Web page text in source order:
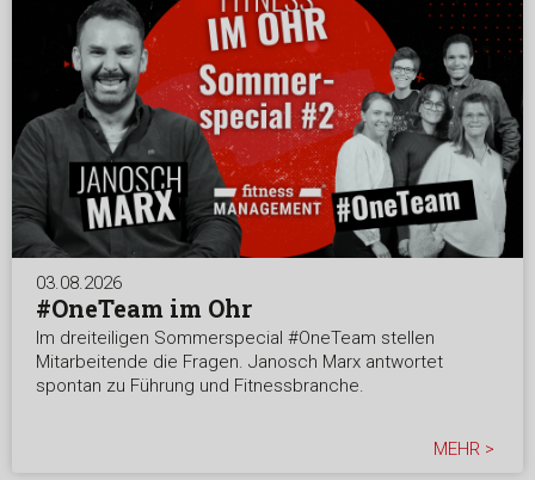
03.08.2026
#OneTeam im Ohr
Im dreiteiligen Sommerspecial #OneTeam stellen
Mitarbeitende die Fragen. Janosch Marx antwortet
spontan zu Führung und Fitnessbranche.
MEHR >